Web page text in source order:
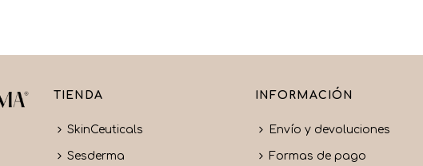
TIENDA
SkinCeuticals
Sesderma
INFORMACIÓN
Envío y devoluciones
Formas de pago